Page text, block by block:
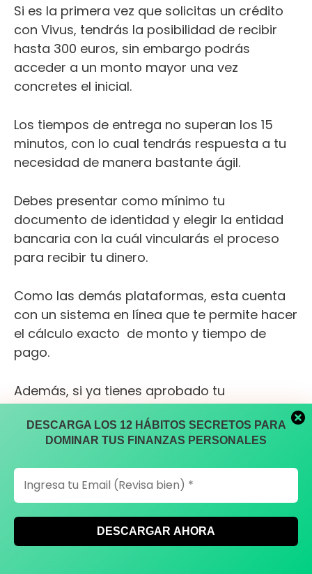
Si es la primera vez que solicitas un crédito
con Vivus, tendrás la posibilidad de recibir
hasta 300 euros, sin embargo podrás
acceder a un monto mayor una vez
concretes el inicial.
Los tiempos de entrega no superan los 15
minutos, con lo cual tendrás respuesta a tu
necesidad de manera bastante ágil.
Debes presentar como mínimo tu
documento de identidad y elegir la entidad
bancaria con la cuál vincularás el proceso
para recibir tu dinero.
Como las demás plataformas, esta cuenta
con un sistema en línea que te permite hacer
el cálculo exacto de monto y tiempo de
pago.
Además, si ya tienes aprobado tu
plataforma, ampliando el monto solicitado o
el plazo de pago.
8. Moneyman
Solicitar mini préstamos online con
Moneyman es tan fácil como registrarte en
DESCARGA LOS 12 HÁBITOS SECRETOS PARA
DOMINAR TUS FINANZAS PERSONALES